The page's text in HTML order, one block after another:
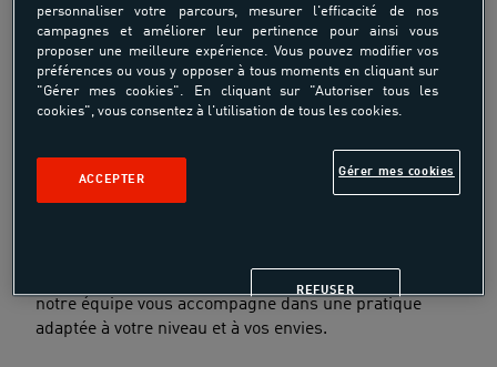
ACCESSIBLE À TOUS, À
VAULX EN VÉLIN
Vous recherchez un poney club à Vaulx en Vélin pour
Situé au cœur de l’Hippodrome de Vaulx-en-Velin /
Villeurbanne, àseulement 10 min de Lyon,
notre équipe vous accompagne dans une pratique
adaptée à votre niveau et à vos envies.
personnaliser votre parcours, mesurer l'efficacité de nos
campagnes et améliorer leur pertinence pour ainsi vous
proposer une meilleure expérience. Vous pouvez modifier vos
préférences ou vous y opposer à tous moments en cliquant sur
"Gérer mes cookies". En cliquant sur "Autoriser tous les
cookies", vous consentez à l'utilisation de tous les cookies.
Gérer mes cookies
REFUSER
ACCEPTER